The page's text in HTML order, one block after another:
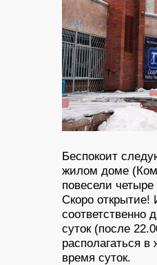
Беспокоит
жилом доме
повесели
Скоро открытие!
соответственно
суток (после
располагаться
время суток.